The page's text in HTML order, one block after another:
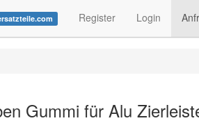
Register Login
Gummi für Alu